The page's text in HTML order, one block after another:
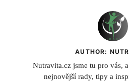
AUTHOR:
Nutravita.cz jsme tu pro vás,
nejnovější rady, tipy a